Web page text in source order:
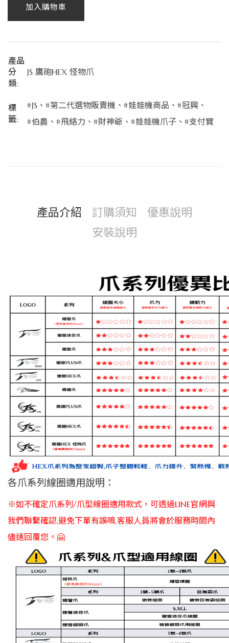
加入購物車
產品
分
類:
JS 鷹砲HEX 怪物爪
標
籤:
#JS 、 #第二代選物販賣機 、 #娃娃機商品 、 #冠興 、
#伯農 、 #飛絡力 、 #財神爺 、 #娃娃機爪子 、 #支付寶
產品介紹 訂購須知
優惠說明
安裝說明
各爪系列線圈適用說明：
※如不確定爪系列/爪型線圈適用款式，可透過LINE官網與
我們聯繫確認,避免下單有誤唷,客服人員將會於服務時間內
儘速回覆您。🤗